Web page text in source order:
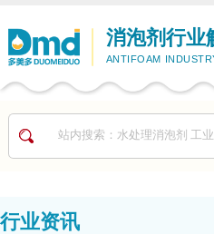
消泡剂行业
ANTIFOAM
行业资讯